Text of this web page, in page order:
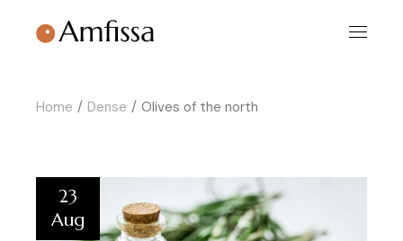
Home Dense Olives of the north
23
Aug